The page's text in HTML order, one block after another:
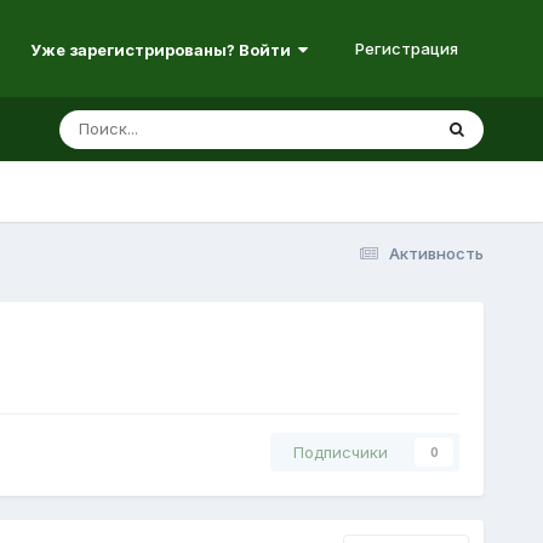
Уже зарегистрированы? Войти Регистрация
Активность
Подписчики 0